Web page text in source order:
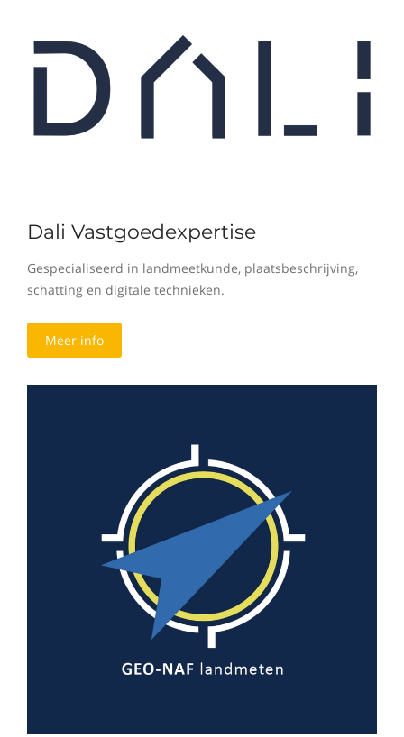
Dali Vastgoedexpertise
Gespecialiseerd in landmeetkunde, plaatsbeschrijving,
schatting en digitale technieken.
Meer info